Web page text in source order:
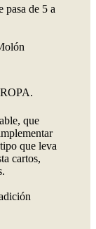
pasa de 5 a
que
que leva
cartos,